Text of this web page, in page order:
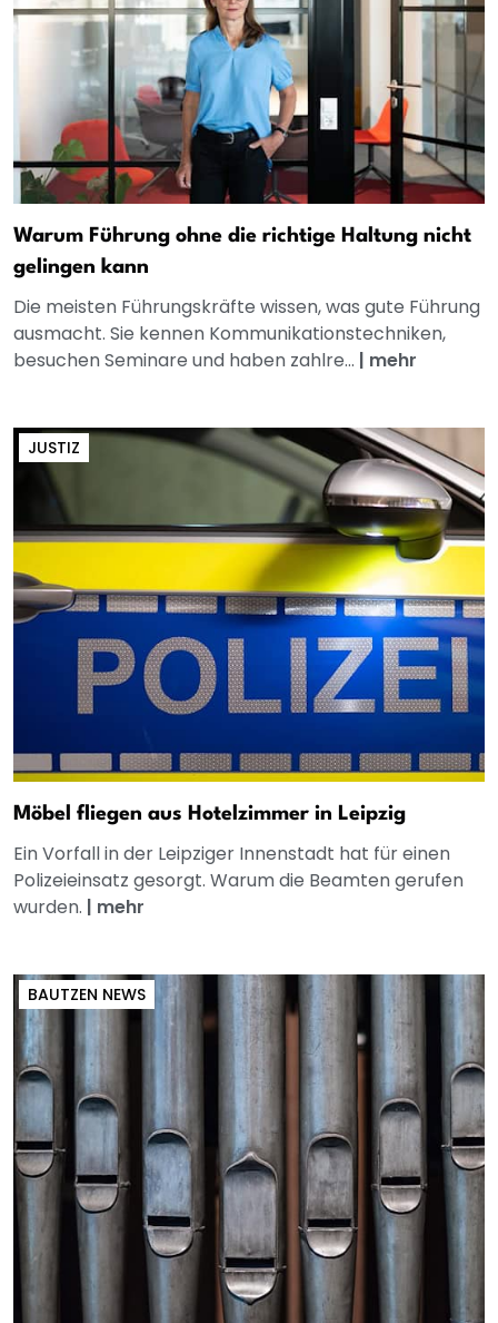
Warum Führung ohne die richtige Haltung nicht
gelingen kann
Die meisten Führungskräfte wissen, was gute Führung
ausmacht. Sie kennen Kommunikationstechniken,
besuchen Seminare und haben zahlre... | mehr
JUSTIZ
Möbel fliegen aus Hotelzimmer in Leipzig
Ein Vorfall in der Leipziger Innenstadt hat für einen
Polizeieinsatz gesorgt. Warum die Beamten gerufen
wurden. | mehr
BAUTZEN NEWS